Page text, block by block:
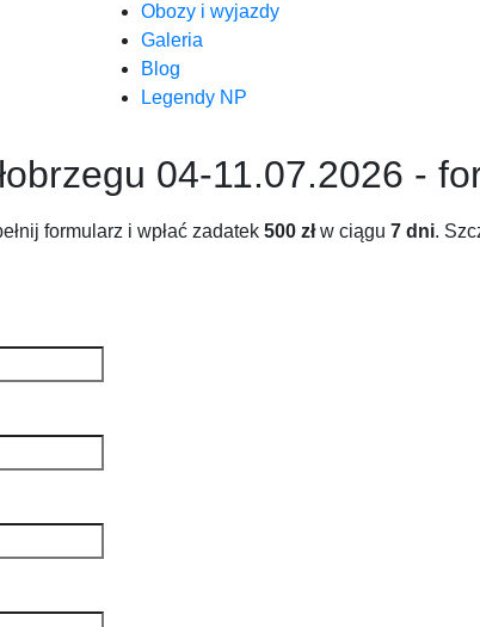
Obozy i wyjazdy
Galeria
Blog
Legendy NP
04-11.07.2026 -
formularz i wpłać zadatek 500 złw ciągu 7 dni.